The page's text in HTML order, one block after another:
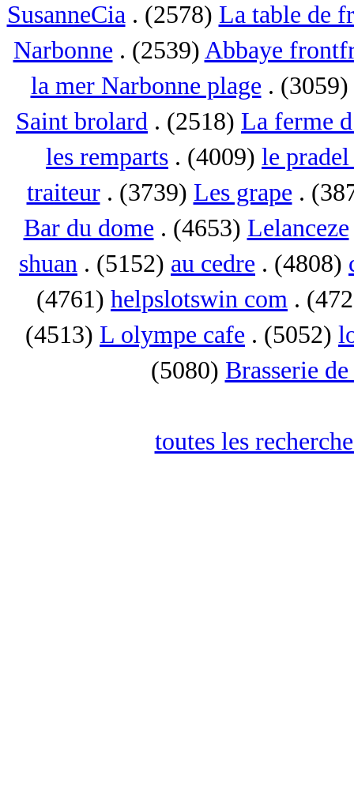
SusanneCia. (2578) La table de
Narbonne . (2539) Abbaye
la mer Narbonne plage . (3059)
Saint brolard . (2518) La ferme
les remparts . (4009) le
traiteur. (3739) Les grape .
Bar du dome . (4653) Lelanceze
shuan . (5152) au cedre . (4808)
(4761) helpslotswin com .
(4513) L olympe cafe . (5052)
(5080) Brasserie
toutes les